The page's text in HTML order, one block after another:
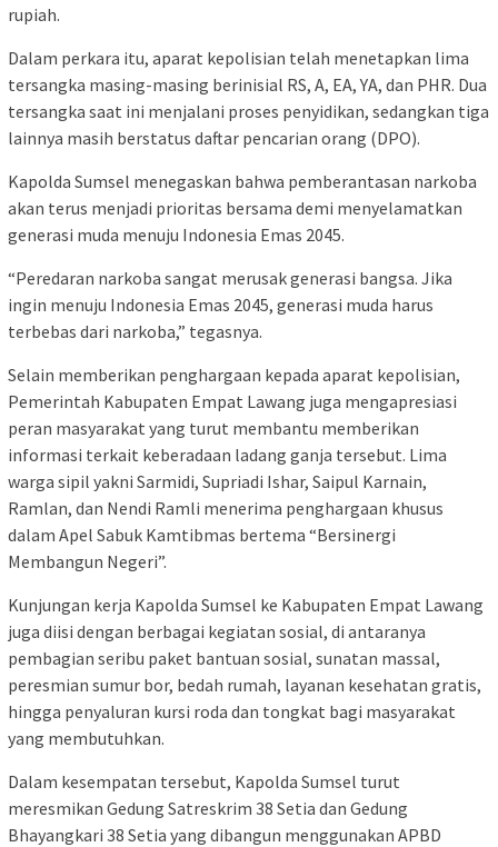
rupiah.
Dalam perkara itu, aparat kepolisian telah menetapkan lima
tersangka masing-masing berinisial RS, A, EA, YA, dan PHR. Dua
tersangka saat ini menjalani proses penyidikan, sedangkan tiga
lainnya masih berstatus daftar pencarian orang (DPO).
Kapolda Sumsel menegaskan bahwa pemberantasan narkoba
akan terus menjadi prioritas bersama demi menyelamatkan
generasi muda menuju Indonesia Emas 2045.
“Peredaran narkoba sangat merusak generasi bangsa. Jika
ingin menuju Indonesia Emas 2045, generasi muda harus
terbebas dari narkoba,” tegasnya.
Selain memberikan penghargaan kepada aparat kepolisian,
Pemerintah Kabupaten Empat Lawang juga mengapresiasi
peran masyarakat yang turut membantu memberikan
informasi terkait keberadaan ladang ganja tersebut. Lima
warga sipil yakni Sarmidi, Supriadi Ishar, Saipul Karnain,
Ramlan, dan Nendi Ramli menerima penghargaan khusus
dalam Apel Sabuk Kamtibmas bertema “Bersinergi
Membangun Negeri”.
Kunjungan kerja Kapolda Sumsel ke Kabupaten Empat Lawang
juga diisi dengan berbagai kegiatan sosial, di antaranya
pembagian seribu paket bantuan sosial, sunatan massal,
peresmian sumur bor, bedah rumah, layanan kesehatan gratis,
hingga penyaluran kursi roda dan tongkat bagi masyarakat
yang membutuhkan.
Dalam kesempatan tersebut, Kapolda Sumsel turut
meresmikan Gedung Satreskrim 38 Setia dan Gedung
Bhayangkari 38 Setia yang dibangun menggunakan APBD